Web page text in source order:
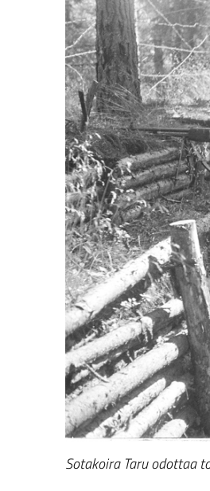
Sotakoira Taru odottaa